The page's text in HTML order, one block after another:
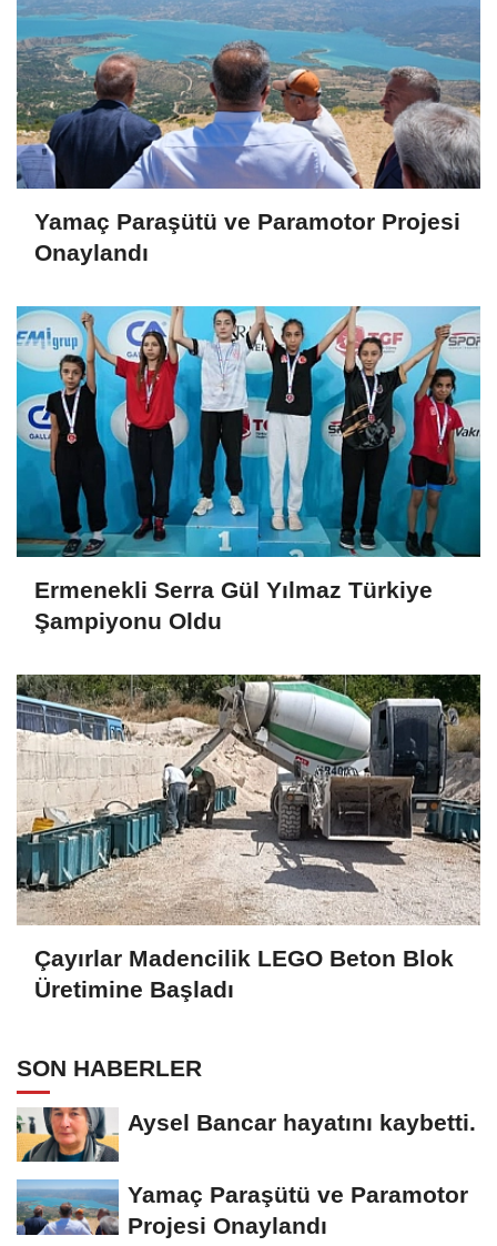
Yamaç Paraşütü ve Paramotor Projesi
Onaylandı
Ermenekli Serra Gül Yılmaz Türkiye
Şampiyonu Oldu
Çayırlar Madencilik LEGO Beton Blok
Üretimine Başladı
SON HABERLER
Aysel Bancar hayatını kaybetti.
Yamaç Paraşütü ve Paramotor
Projesi Onaylandı